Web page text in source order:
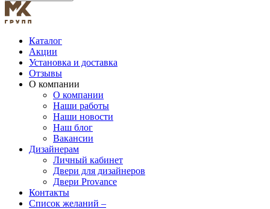
Каталог
Акции
Установка и доставка
Отзывы
О компании
О компании
Наши работы
Наши новости
Наш блог
Вакансии
Дизайнерам
Личный кабинет
Двери для дизайнеров
Двери Provance
Контакты
Список желаний –